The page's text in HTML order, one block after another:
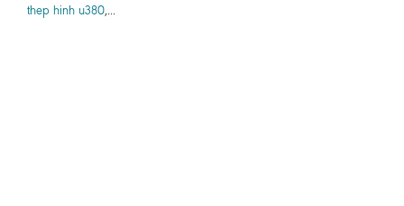
thep hinh u380,...